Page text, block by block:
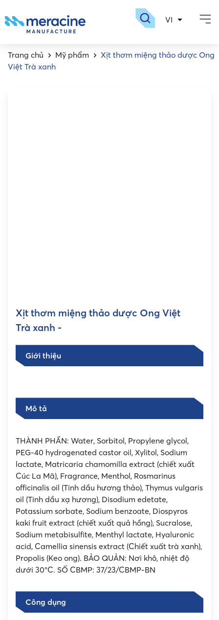
VI
EN
Trang chủ Mỹ phẩm
Xịt thơm miệng thảo dược Ong
Việt Trà xanh
Xịt thơm miệng thảo dược Ong Việt
Trà xanh -
Giới thiệu
Mô tả
THÀNH PHẦN: Water, Sorbitol, Propylene glycol,
PEG-40 hydrogenated castor oil, Xylitol, Sodium
lactate, Matricaria chamomilla extract (chiết xuất
Cúc La Mã), Fragrance, Menthol, Rosmarinus
officinalis oil (Tinh dầu hương thảo), Thymus vulgaris
oil (Tinh dầu xạ hương), Disodium edetate,
Potassium sorbate, Sodium benzoate, Diospyros
kaki fruit extract (chiết xuất quả hồng), Sucralose,
Sodium metabisulfite, Menthyl lactate, Hyaluronic
acid, Camellia sinensis extract (Chiết xuất trà xanh),
Propolis (Keo ong). BẢO QUẢN: Nơi khô, nhiệt độ
dưới 30°C. SỐ CBMP: 37/23/CBMP-BN
Công dụng